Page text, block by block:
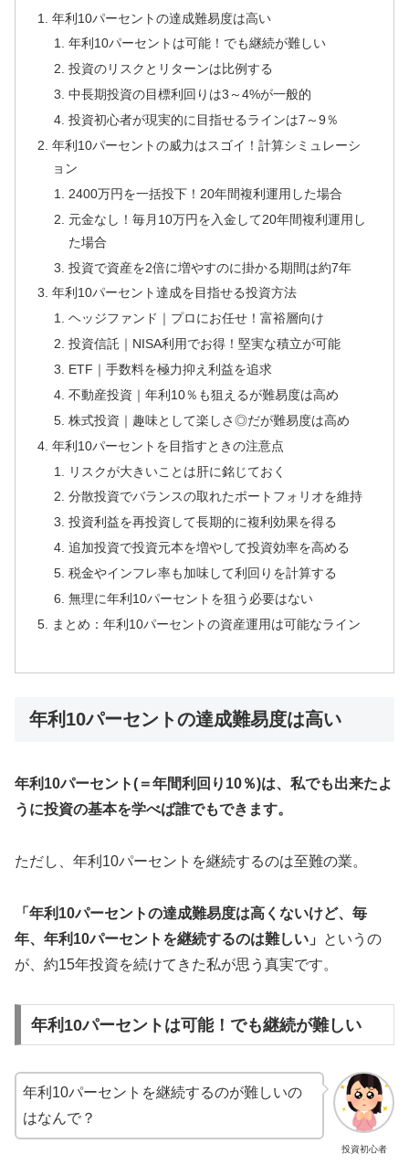
年利10パーセントの達成難易度は高い
年利10パーセントは可能！でも継続が難しい
投資のリスクとリターンは比例する
中長期投資の目標利回りは3～4%が一般的
投資初心者が現実的に目指せるラインは7～9％
年利10パーセントの威力はスゴイ！計算シミュレーシ
ョン
2400万円を一括投下！20年間複利運用した場合
元金なし！毎月10万円を入金して20年間複利運用し
た場合
投資で資産を2倍に増やすのに掛かる期間は約7年
年利10パーセント達成を目指せる投資方法
ヘッジファンド｜プロにお任せ！富裕層向け
投資信託｜NISA利用でお得！堅実な積立が可能
ETF｜手数料を極力抑え利益を追求
不動産投資｜年利10％も狙えるが難易度は高め
株式投資｜趣味として楽しさ◎だが難易度は高め
年利10パーセントを目指すときの注意点
リスクが大きいことは肝に銘じておく
分散投資でバランスの取れたポートフォリオを維持
投資利益を再投資して長期的に複利効果を得る
追加投資で投資元本を増やして投資効率を高める
税金やインフレ率も加味して利回りを計算する
無理に年利10パーセントを狙う必要はない
まとめ：年利10パーセントの資産運用は可能なライン
年利10パーセントの達成難易度は高い
年利10パーセント(＝年間利回り10％)は、私でも出来たよ
うに投資の基本を学べば誰でもできます。
ただし、年利10パーセントを継続するのは至難の業。
「年利10パーセントの達成難易度は高くないけど、毎
年、年利10パーセントを継続するのは難しい」
というの
が、約15年投資を続けてきた私が思う真実です。
年利10パーセントは可能！でも継続が難しい
投資初心者
年利10パーセントを継続するのが難しいの
はなんで？